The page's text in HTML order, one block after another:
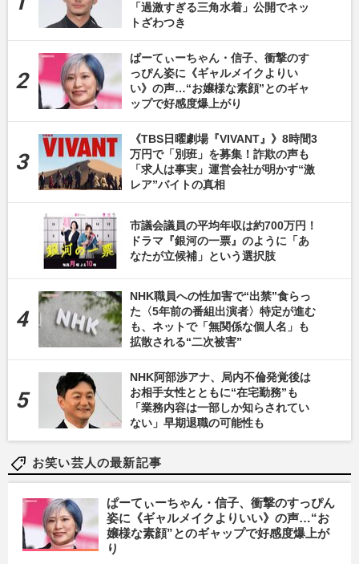
「過激すぎる三角水着」公開でネッ
トざわつき
ぱーてぃーちゃん・信子、衝撃のす
っぴん姿に《ギャルメイクよりい
い》の声…“お嬢様な素顔”とのギャ
ップで好感度爆上がり
《TBS日曜劇場『VIVANT』》8時間3
万円で「別班」を募集！詐欺の声も
「求人は事実」運営会社が明かす“激
レア”バイトの真相
市議会議員の平均年収は約700万円！
ドラマ『銀河の一票』のように「あ
なたが立候補」という選択肢
NHK職員への性加害で“出禁”食らっ
た〈5年前の番組出演者〉特定が進む
も、ネットで「無関係な個人名」も
拡散される“二次被害”
NHK阿部渉アナ、局内不倫発覚後は
お相手女性とともに“在宅勤務”も
「業務内容は一部しか知らされてい
ない」早期退職の可能性も
お笑い芸人の最新記事
ぱーてぃーちゃん・信子、衝撃のすっぴん
姿に《ギャルメイクよりいい》の声…“お
嬢様な素顔”とのギャップで好感度爆上が
り